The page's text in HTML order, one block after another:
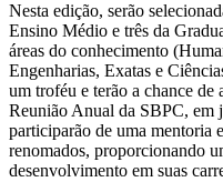
Nesta edição, serão
Ensino Médio e três da
áreas do conhecimento
Engenharias, Exatas e
um troféu e terão a chance de
Reunião Anual da SBPC, em
participarão de uma mentoria
renomados, proporcionando
desenvolvimento em suas